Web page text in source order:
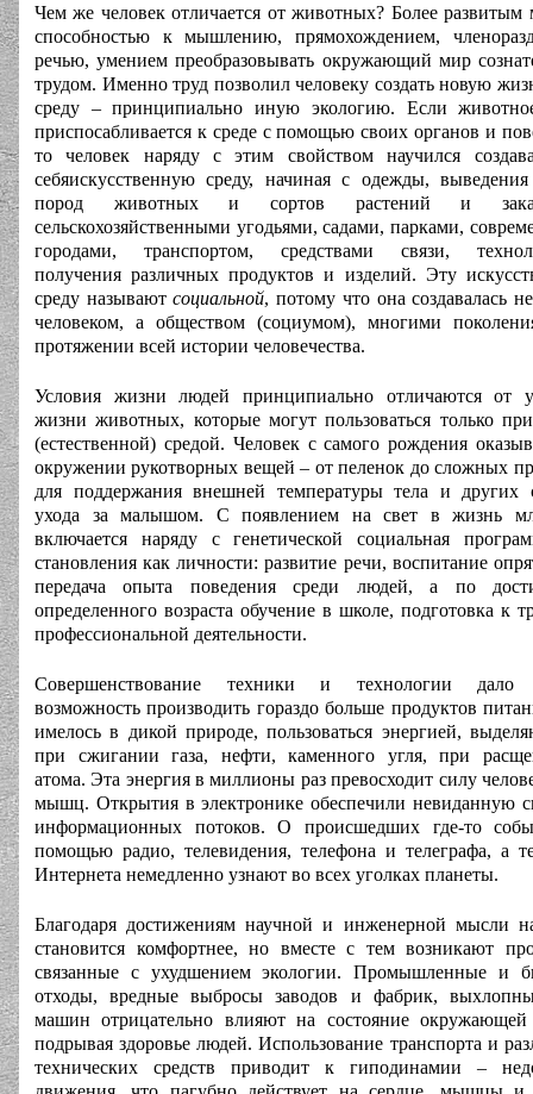
Чем же человек отличается от животных? Более развитым
способностью к мышлению, прямохождением,
речью, умением преобразовывать окружающий мир
трудом. Именно труд позволил человеку создать новую
среду – принципиально иную экологию. Если
приспосабливается к среде с помощью своих органов и
то человек наряду с этим свойством научился
себяискусственную среду, начиная с одежды,
пород животных и сортов растений и
сельскохозяйственными угодьями, садами, парками,
городами, транспортом, средствами связи,
получения различных продуктов и изделий. Эту
среду называютсоциальной, потому что она создавалась
человеком, а обществом (социумом), многими
протяжении всей истории человечества.
Условия жизни людей принципиально отличаются от
жизни животных, которые могут пользоваться только
(естественной) средой. Человек с самого рождения
окружении рукотворных вещей – от пеленок до сложных
для поддержания внешней температуры тела и других
ухода за малышом. С появлением на свет в жизнь
включается наряду с генетической социальная
становления как личности: развитие речи, воспитание
передача опыта поведения среди людей, а по
определенного возраста обучение в школе, подготовка к
профессиональной деятельности.
Совершенствование техники и технологии дало
возможность производить гораздо больше продуктов
имелось в дикой природе, пользоваться энергией,
при сжигании газа, нефти, каменного угля, при
атома. Эта энергия в миллионы раз превосходит силу
мышц. Открытия в электронике обеспечили невиданную
информационных потоков. О происшедших где-то
помощью радио, телевидения, телефона и телеграфа, а
Интернета немедленно узнают во всех уголках планеты.
Благодаря достижениям научной и инженерной мысли
становится комфортнее, но вместе с тем возникают
связанные с ухудшением экологии. Промышленные и
отходы, вредные выбросы заводов и фабрик,
машин отрицательно влияют на состояние
подрывая здоровье людей. Использование транспорта и
технических средств приводит к гиподинамии –